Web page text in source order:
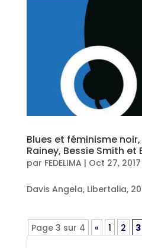
Blues et féminisme
Rainey, Bessie Smith et
par FEDELIMA | Oct 27, 2017
Davis Angela, Libertalia,
Page 3 sur 4 « 1 2 3